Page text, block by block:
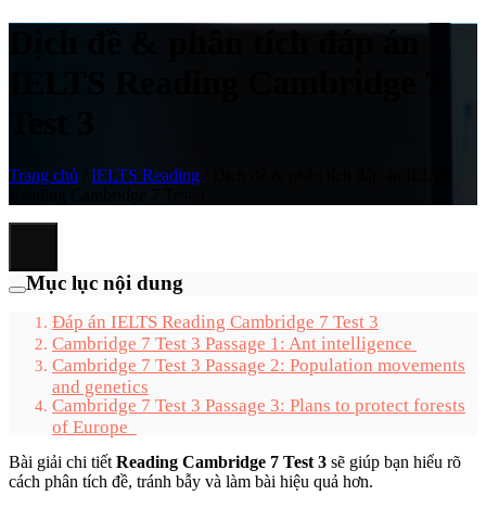
Dịch đề & phân tích đáp án
Trang chủ IELTS Reading
Mục lục nội dung
Đáp án IELTS Reading Cambridge 7 Test 3
Cambridge 7 Test 3 Passage 1: Ant intelligence
Cambridge 7 Test 3 Passage 2: Population movements
and genetics
Cambridge 7 Test 3 Passage 3: Plans to protect forests
of Europe
Bài giải chi tiết Reading Cambridge 7 Test 3 sẽ giúp bạn hiểu rõ
cách phân tích đề, tránh bẫy và làm bài hiệu quả hơn.